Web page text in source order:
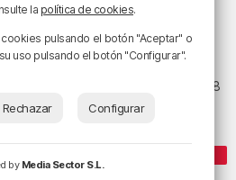
y Primaria de Euskadi realizarán
millones
subida notable de las
el día del eclipse
entre tres vehículos en la A8
la política de cookies.
pulsando el botón "Aceptar" o
uso pulsando el botón "Configurar".
Rechazar Configurar
by Media Sector S.L.